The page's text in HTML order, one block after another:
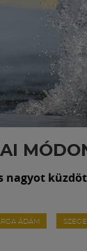
nagyot
ÁDÁM